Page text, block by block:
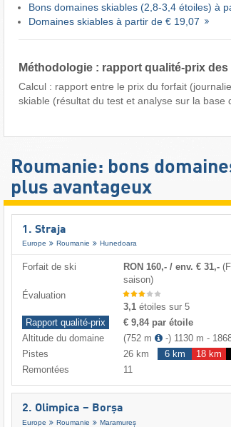
Bons domaines skiables (2,8-3,4 étoiles) à
Domaines skiables à partir de € 19,07
Méthodologie : rapport qualité-prix
Calcul : rapport entre le prix du forfait
skiable (résultat du test et analyse sur la base
Roumanie: bons
plus avantageux
1. Straja
Europe Roumanie Hunedoara
Forfait de ski RON 160,- / env. € 31,-
saison)
Évaluation
3,1 étoiles sur 5
Rapport qualité-prix
€ 9,84 par étoile
Altitude du domaine
(752 m -) 1130 m -
Pistes
26 km 6 km 18 km
Remontées
11
2. Olimpica – Borșa
Europe Roumanie Maramureș